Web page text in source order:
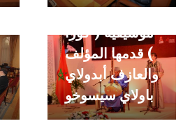
التباع بإيقاعات
موسيقية ( كورا
) قدمها المؤلف
والعازف أبدولاي
باولاي سيسوخو